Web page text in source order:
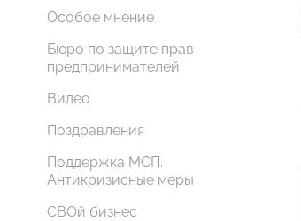
Особое мнение
Бюро по защите прав
предпринимателей
Видео
Поздравления
Поддержка МСП.
Антикризисные меры
СВОй бизнес